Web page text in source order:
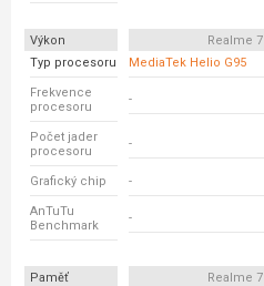
Výkon Realme 7
Typ procesoru
MediaTek Helio G95
Frekvence
procesoru
-
Počet jader
procesoru
-
Grafický chip -
AnTuTu
Benchmark
-
Paměť Realme 7